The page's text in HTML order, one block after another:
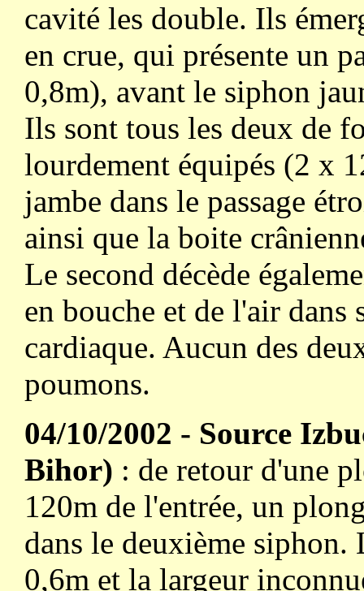
cavité les double. Ils
en crue, qui présente un
0,8m), avant le siphon
Ils sont tous les deux de
lourdement équipés (2 x
jambe dans le passage
ainsi que la boite
Le second décède
en bouche et de l'air dans
cardiaque. Aucun des
poumons.
04/10/2002 - Source
Bihor) : de retour d'une
120m de l'entrée, un
dans le deuxième siphon.
0,6m et la largeur